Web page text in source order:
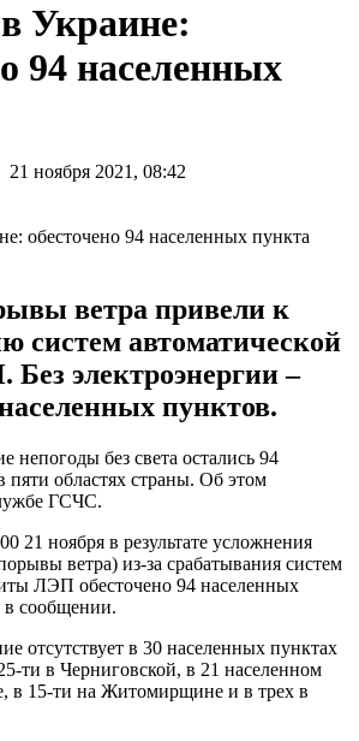
Украине:
94 населенных
21 ноября 2021, 08:42
ветра привели к
систем автоматической
электроэнергии –
пунктов.
непогоды без света остались 94
пяти областях страны. Об этом
ГСЧС.
21 ноября в результате усложнения
ветра) из-за срабатывания систем
ЛЭП обесточено 94 населенных
в сообщении.
отсутствует в 30 населенных пунктах
ти в Черниговской, в 21 населенном
в 15-ти на Житомирщине и в трех в